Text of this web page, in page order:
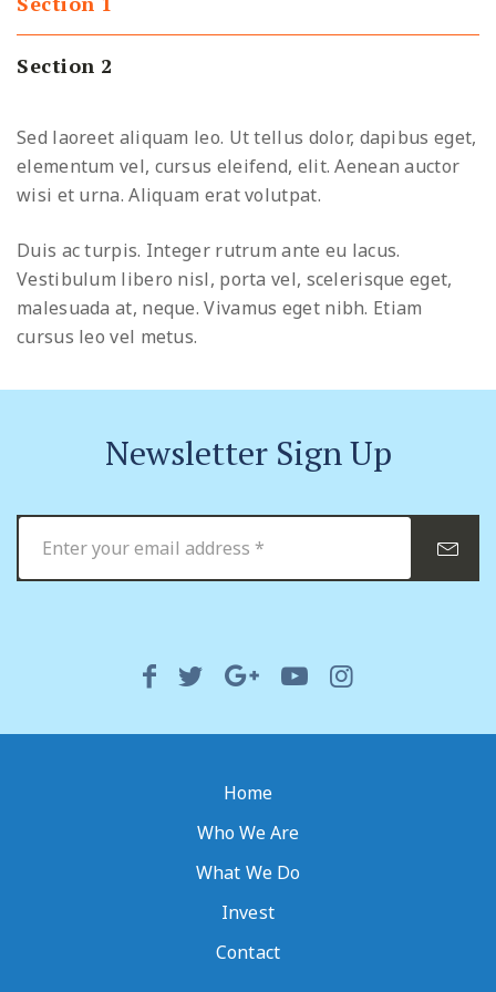
Section 2
Sed laoreet aliquam leo. Ut tellus dolor, dapibus eget,
elementum vel, cursus eleifend, elit. Aenean auctor
wisi et urna. Aliquam erat volutpat.
Duis ac turpis. Integer rutrum ante eu lacus.
Vestibulum libero nisl, porta vel, scelerisque eget,
malesuada at, neque. Vivamus eget nibh. Etiam
cursus leo vel metus.
Newsletter Sign Up
Home
Who We Are
What We Do
Invest
Contact